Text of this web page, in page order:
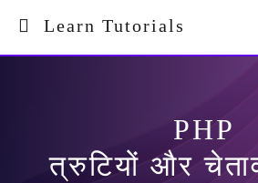
Learn Tutorials
PHP
त्रुटियों और